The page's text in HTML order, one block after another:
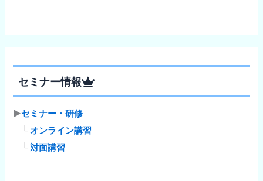
セミナー情報
▶セミナー・研修
└オンライン講習
└対面講習